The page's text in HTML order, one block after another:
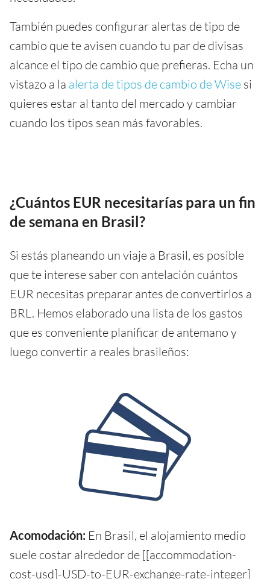
También puedes configurar alertas de tipo de
cambio que te avisen cuando tu par de divisas
alcance el tipo de cambio que prefieras. Echa un
vistazo a la alerta de tipos de cambio de Wise si
quieres estar al tanto del mercado y cambiar
cuando los tipos sean más favorables.
¿Cuántos EUR necesitarías para un fin
de semana en Brasil?
Si estás planeando un viaje a Brasil, es posible
que te interese saber con antelación cuántos
EUR necesitas preparar antes de convertirlos a
BRL. Hemos elaborado una lista de los gastos
que es conveniente planificar de antemano y
luego convertir a reales brasileños:
Acomodación: En Brasil, el alojamiento medio
suele costar alrededor de [[accommodation-
cost-usd]-USD-to-EUR-exchange-rate-integer]